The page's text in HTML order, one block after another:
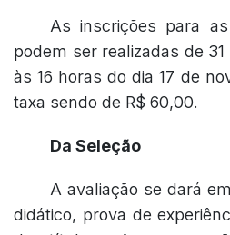
As inscrições para
podem ser realizadas de
às 16 horas do dia 17 de
taxa sendo de R$ 60,00.
Da Seleção
A avaliação se dará
didático, prova de